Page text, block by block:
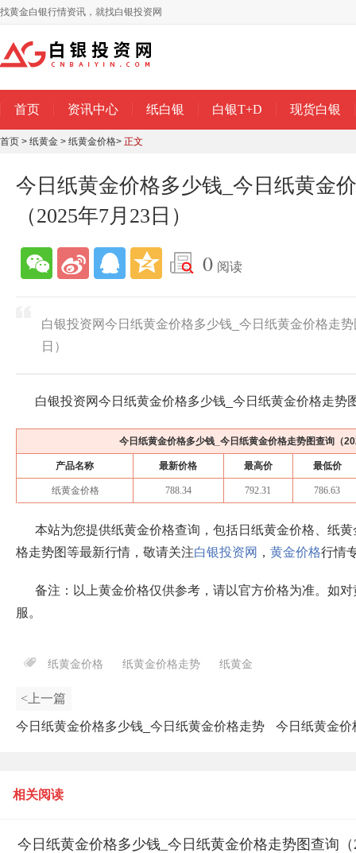
找黄金白银行情资讯，就找白银投资网
首页 资讯中心 纸白银 白银T+D 现货白银
首页 > 纸黄金 > 纸黄金价格> 正文
今日纸黄金价格多少钱_今日纸黄金
（2025年7月23日）
0 阅读
白银投资网今日纸黄金价格多少钱_今日纸黄金价格走
日）
白银投资网今日纸黄金价格多少钱_今日纸黄金价格走势
今日纸黄金价格多少钱_今日纸黄金价格走势图查询（
产品名称 最新价格 最高价 最低价
纸黄金价格 788.34 792.31 786.63
本站为您提供纸黄金价格查询，包括日纸黄金价格、纸
格走势图等最新行情，敬请关注白银投资网 ， 黄金价格行情
备注：以上黄金价格仅供参考，请以官方价格为准。如
服。
纸黄金价格 纸黄金价格走势 纸黄金
<上一篇
今日纸黄金价格多少钱_今日纸黄金价格走势 今日纸黄金价
相关阅读
今日纸黄金价格多少钱_今日纸黄金价格走势图查询（